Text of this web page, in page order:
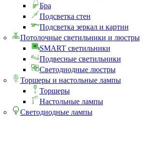
Бра
Подсветка стен
Подсветка зеркал и картин
Потолочные светильники и люстры
SMART светильники
Подвесные светильники
Светодиодные люстры
Торшеры и настольные лампы
Торшеры
Настольные лампы
Светодиодные лампы